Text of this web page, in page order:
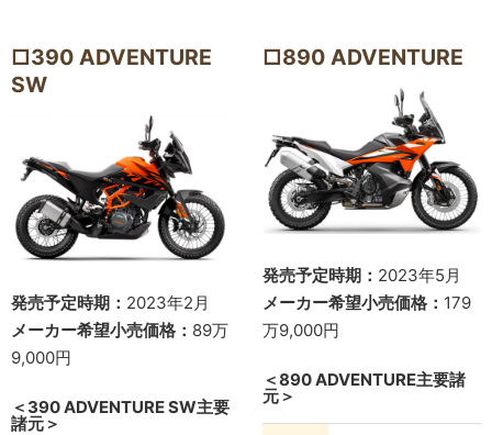
□390 ADVENTURE
SW
発売予定時期： 2023年2月
メーカー希望小売価格： 89万
9,000円
＜390 ADVENTURE SW主要
諸元＞
□890 ADVENTURE
発売予定時期： 2023年5月
メーカー希望小売価格： 179
万9,000円
＜890 ADVENTURE主要諸
元＞